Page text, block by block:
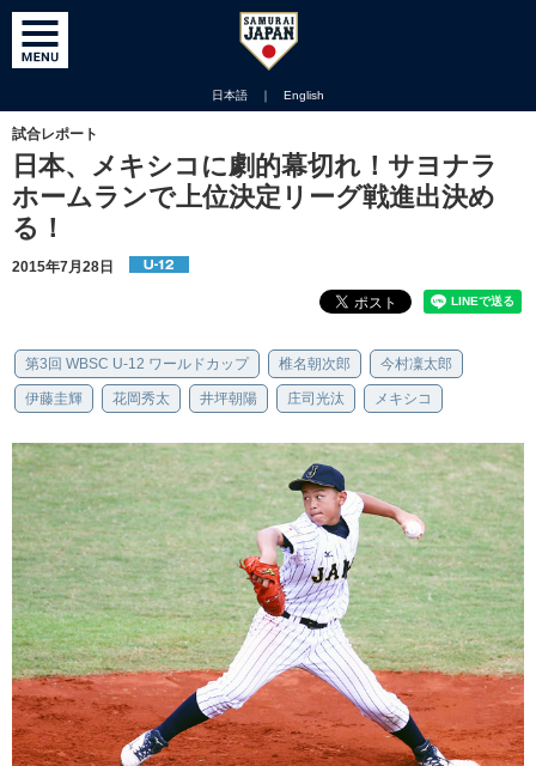
日本語 ｜ English
試合レポート
日本、メキシコに劇的幕切れ！サヨナラ
ホームランで上位決定リーグ戦進出決め
る！
2015年7月28日
第3回 WBSC U-12 ワールドカップ 椎名朝次郎 今村凜太郎
伊藤圭輝 花岡秀太 井坪朝陽 庄司光汰 メキシコ